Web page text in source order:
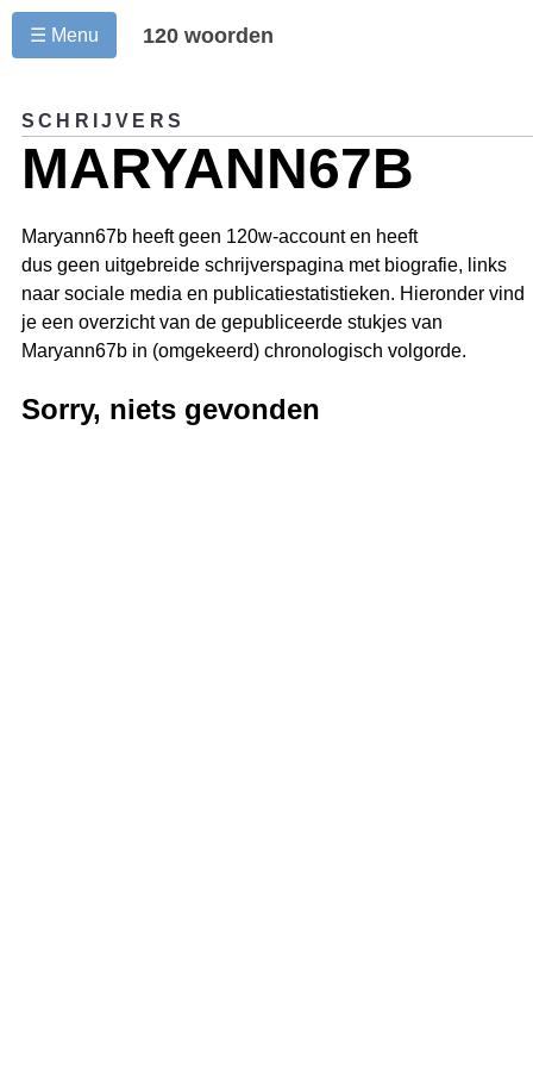
☰ Menu 120 woorden
SCHRIJVERS
MARYANN67B
Maryann67b heeft geen 120w-account en heeft
dus geen uitgebreide schrijverspagina met biografie, links
naar sociale media en publicatiestatistieken. Hieronder vind
je een overzicht van de gepubliceerde stukjes van
Maryann67b in (omgekeerd) chronologisch volgorde.
Sorry, niets gevonden